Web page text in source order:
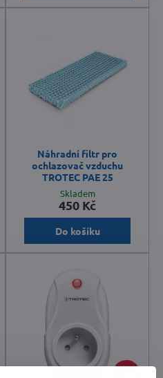
Náhradní filtr pro
ochlazovač vzduchu
TROTEC PAE 25
Skladem
450 Kč
Do košíku